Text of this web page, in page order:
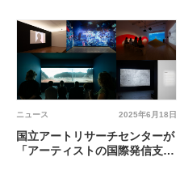
2025年6月18日
ニュース
国立アートリサーチセンターが
「アーティストの国際発信支援